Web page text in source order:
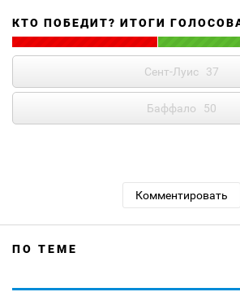
КТО ПОБЕДИТ? ИТОГИ
Сент-Луис 37
Баффало 50
Комментировать
ПО ТЕМЕ